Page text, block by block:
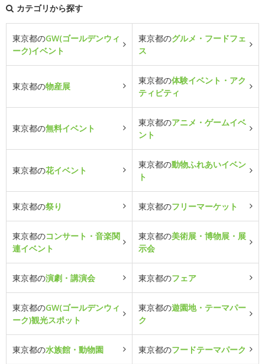
カテゴリから探す
東京都のGW(ゴールデンウィ
ーク)イベント
東京都のグルメ・フードフェ
ス
東京都の物産展
東京都の体験イベント・アク
ティビティ
東京都の無料イベント
東京都のアニメ・ゲームイベ
ント
東京都の花イベント
東京都の動物ふれあいイベン
ト
東京都の祭り 東京都のフリーマーケット
東京都のコンサート・音楽関
連イベント
東京都の美術展・博物展・展
示会
東京都の演劇・講演会 東京都のフェア
東京都のGW(ゴールデンウィ
ーク)観光スポット
東京都の遊園地・テーマパー
ク
東京都の水族館・動物園 東京都のフードテーマパーク